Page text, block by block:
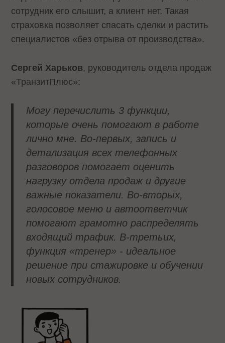
сотрудник его слышит, а клиент нет. Такая
страховка позволяет спасать сделки и растить
специалистов «без отрыва от производства».
Сергей Харьков, руководитель отдела продаж
«ТранзитПлюс»:
Могу перечислить 3 функции,
которые очень помогают в работе
лично мне. Во-первых, запись и
детализация всех телефонных
разговоров помогает оценить
нагрузку отдела продаж и другие
важные показатели. Во-вторых,
голосовое меню и автоответчик
помогают грамотно распределять
входящий трафик. В-третьих,
функция «тренер» - идеальное
решение при стажировке и обучении
новых сотрудников.